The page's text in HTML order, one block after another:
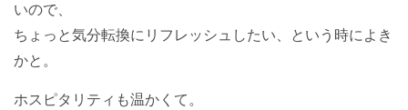
いので、
ちょっと気分転換にリフレッシュしたい、という時によき
かと。
ホスピタリティも温かくて。